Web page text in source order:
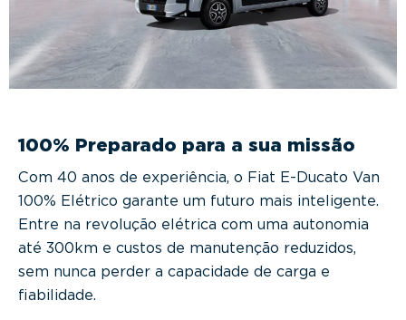
100% Preparado para a sua missão
Com 40 anos de experiência, o Fiat E-Ducato Van
100% Elétrico garante um futuro mais inteligente.
Entre na revolução elétrica com uma autonomia
até 300km e custos de manutenção reduzidos,
sem nunca perder a capacidade de carga e
fiabilidade.